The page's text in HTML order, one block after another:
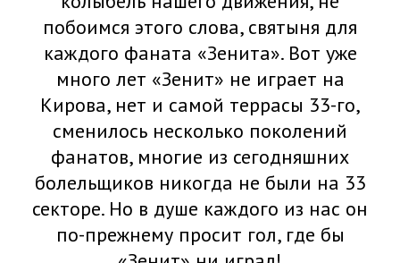
побоимся этого слова, святыня для
каждого фаната «Зенита». Вот уже
много лет «Зенит» не играет на
Кирова, нет и самой террасы 33-го,
сменилось несколько поколений
фанатов, многие из сегодняшних
болельщиков никогда не были на 33
секторе. Но в душе каждого из нас он
по-прежнему просит гол, где бы